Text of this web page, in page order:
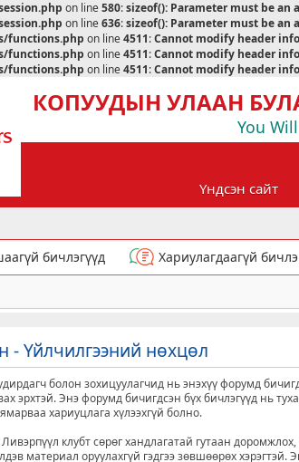
on line580:sizeof(): Parameter must be
on line636:sizeof(): Parameter must be
functions.php on line4511:Cannot modify header
functions.php on line4511:Cannot modify header
functions.php on line4511:Cannot modify header
КОПУУДЫН УЛААН
You
Үндсэн сайт
бичлэгүүд Хариулагдаагүй
- Үйлчилгээний нөхцөл
болон зохицуулагчид нь энэхүү форумд
эрхтэй. Энэ форумд бичигдсэн бүх бичлэгүүд нь
хариуцлага хүлээхгүй болно.
клубт сөрөг хандлагатай гутаан
материал оруулахгүй гэдгээ зөвшөөрөх